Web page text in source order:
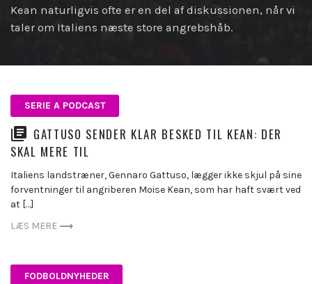
Kean naturligvis ofte er en del af diskussionen, når vi
taler om Italiens næste store angrebshåb.
SERIE A PODCAST
GATTUSO SENDER KLAR BESKED TIL KEAN: DER
SKAL MERE TIL
Italiens landstræner, Gennaro Gattuso, lægger ikke skjul på sine
forventninger til angriberen Moise Kean, som har haft svært ved
at […]
LÆS MERE
FODBOLDNYHEDER